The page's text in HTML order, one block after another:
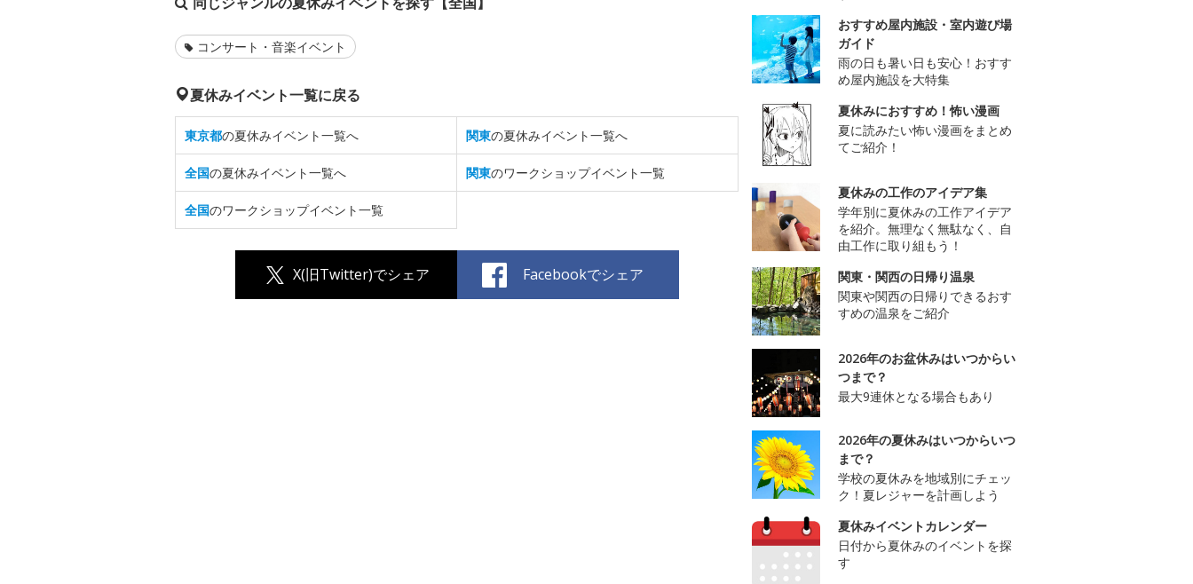
コンサート・音楽イベント
夏休みイベント一覧に戻る
東京都の夏休みイベント一覧へ 関東の夏休みイベント一覧へ
全国の夏休みイベント一覧へ 関東のワークショップイベント一覧
全国のワークショップイベント一覧
X(旧Twitter)でシェア Facebookでシェア
おすすめ屋内施設・室内遊び場
ガイド
雨の日も暑い日も安心！おすす
め屋内施設を大特集
夏休みにおすすめ！怖い漫画
夏に読みたい怖い漫画をまとめ
てご紹介！
夏休みの工作のアイデア集
学年別に夏休みの工作アイデア
を紹介。無理なく無駄なく、自
由工作に取り組もう！
関東・関西の日帰り温泉
関東や関西の日帰りできるおす
すめの温泉をご紹介
2026年のお盆休みはいつからい
つまで？
最大9連休となる場合もあり
2026年の夏休みはいつからいつ
まで？
学校の夏休みを地域別にチェッ
ク！夏レジャーを計画しよう
夏休みイベントカレンダー
日付から夏休みのイベントを探
す